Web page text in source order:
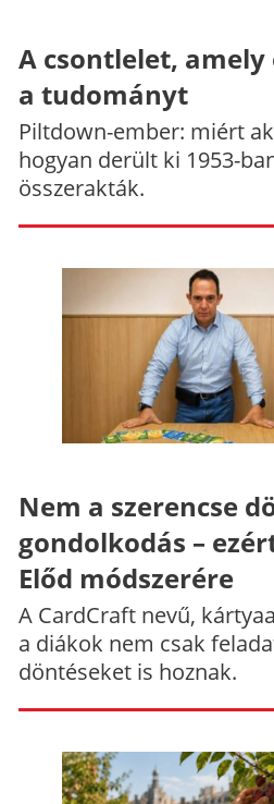
A csontlelet,
a tudományt
Piltdown-ember: miért
hogyan derült ki 1953-
összerakták.
Nem a szerencse
gondolkodás –
Előd módszerére
A CardCraft nevű,
a diákok nem csak
döntéseket is hoznak.